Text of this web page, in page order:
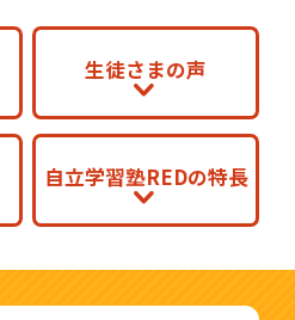
生徒さまの声
自立学習塾REDの特長